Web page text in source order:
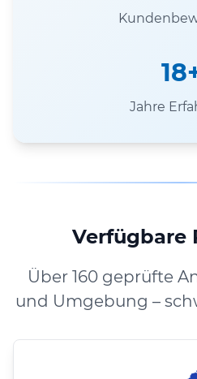
Jahre
Verfügbare
Über 160 geprüfte
und Umgebung –